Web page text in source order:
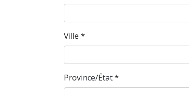
Ville *
Province/État *